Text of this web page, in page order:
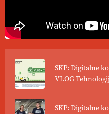
SKP: Digitalne
VLOG
SKP: Digitalne